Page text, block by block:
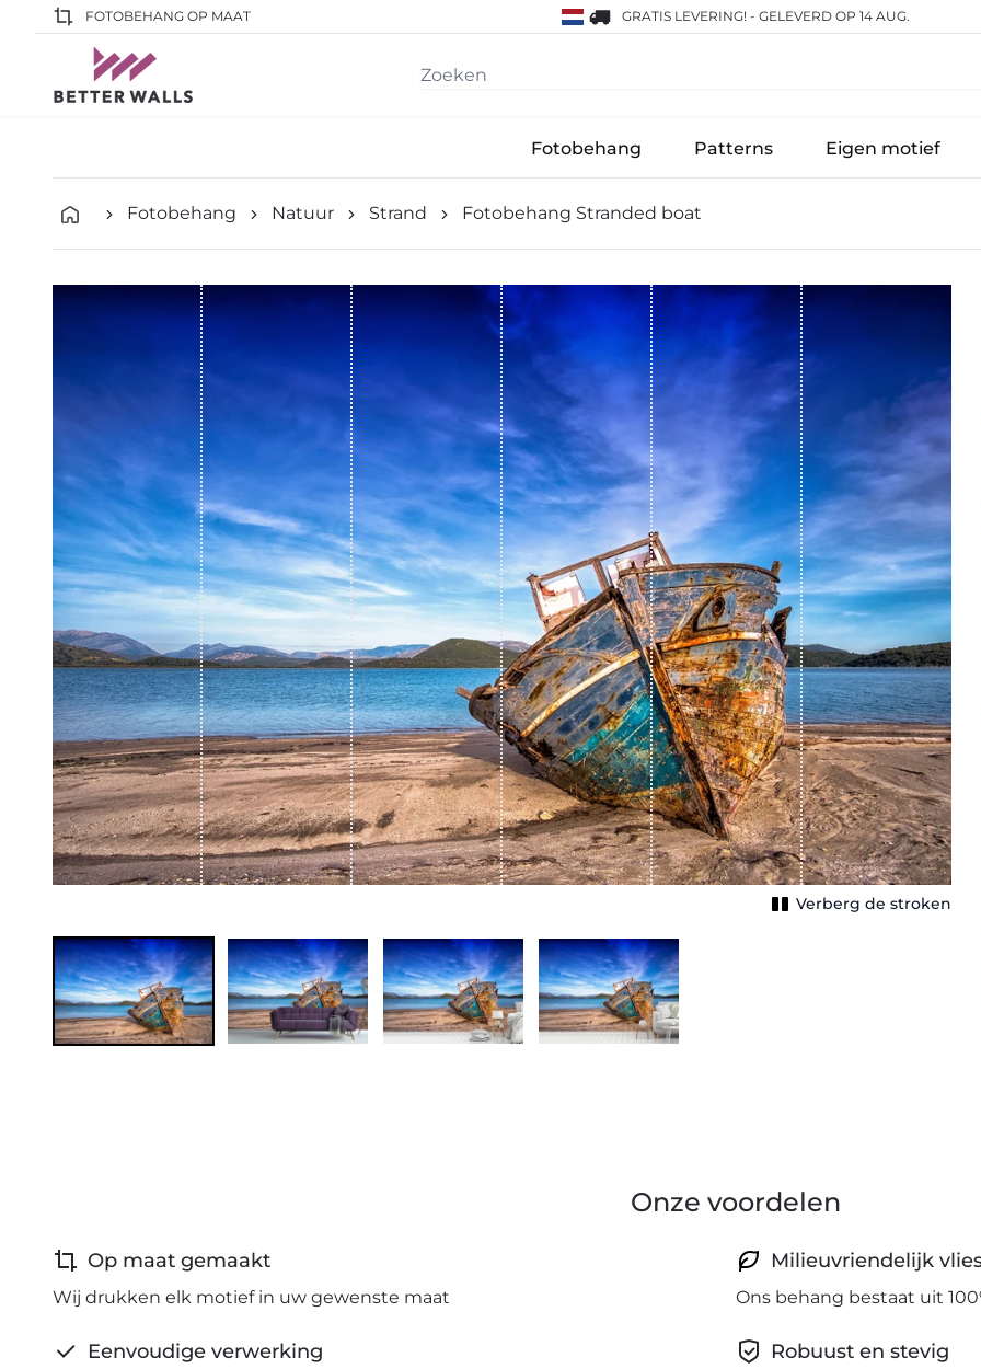
FOTOBEHANG OP MAAT GRATIS LEVERING! - GELEVERD OP 14 AUG.
Fotobehang Patterns Eigen motief
Fotobehang Natuur Strand Fotobehang Stranded boat
Verberg de stroken
Onze voordelen
Op maat gemaakt
Wij drukken elk motief in uw gewenste maat
Milieuvriendelijk
Ons behang bestaat uit
Eenvoudige verwerking Robuust en stevig